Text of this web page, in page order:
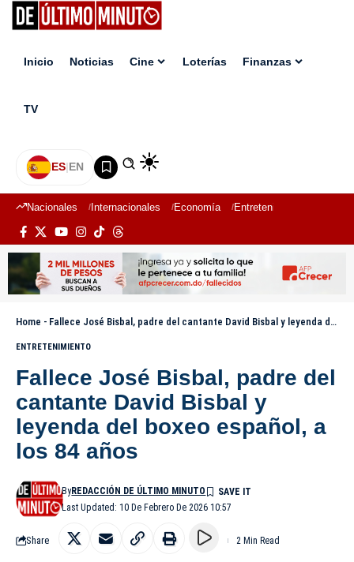
Inicio Noticias Cine Loterías Finanzas
TV
ES|EN
Nacionales Internacionales Economía Entretenimiento
Home - Fallece José Bisbal, padre del cantante David Bisbal y leyenda del boxeo español, a los 84 años
ENTRETENIMIENTO
Fallece José Bisbal, padre del
cantante David Bisbal y
leyenda del boxeo español, a
los 84 años
Last Updated: 10 De Febrero De 2026 10:57
ByREDACCIÓN DE ÚLTIMO MINUTO
Share 2 Min Read